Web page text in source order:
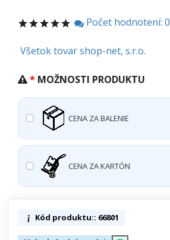
Počet hodnotení: 0
Všetok tovar shop-net, s.r.o.
MOŽNOSTI PRODUKTU
CENA ZA BALENIE
CENA ZA KARTÓN
Kód produktu:: 66801